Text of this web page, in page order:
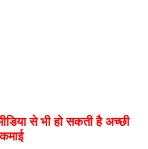
से भी हो सकती है अच्छी